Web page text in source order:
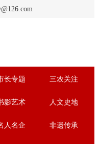
长专题 三农关注
影艺术 人文史地
人名企 非遗传承